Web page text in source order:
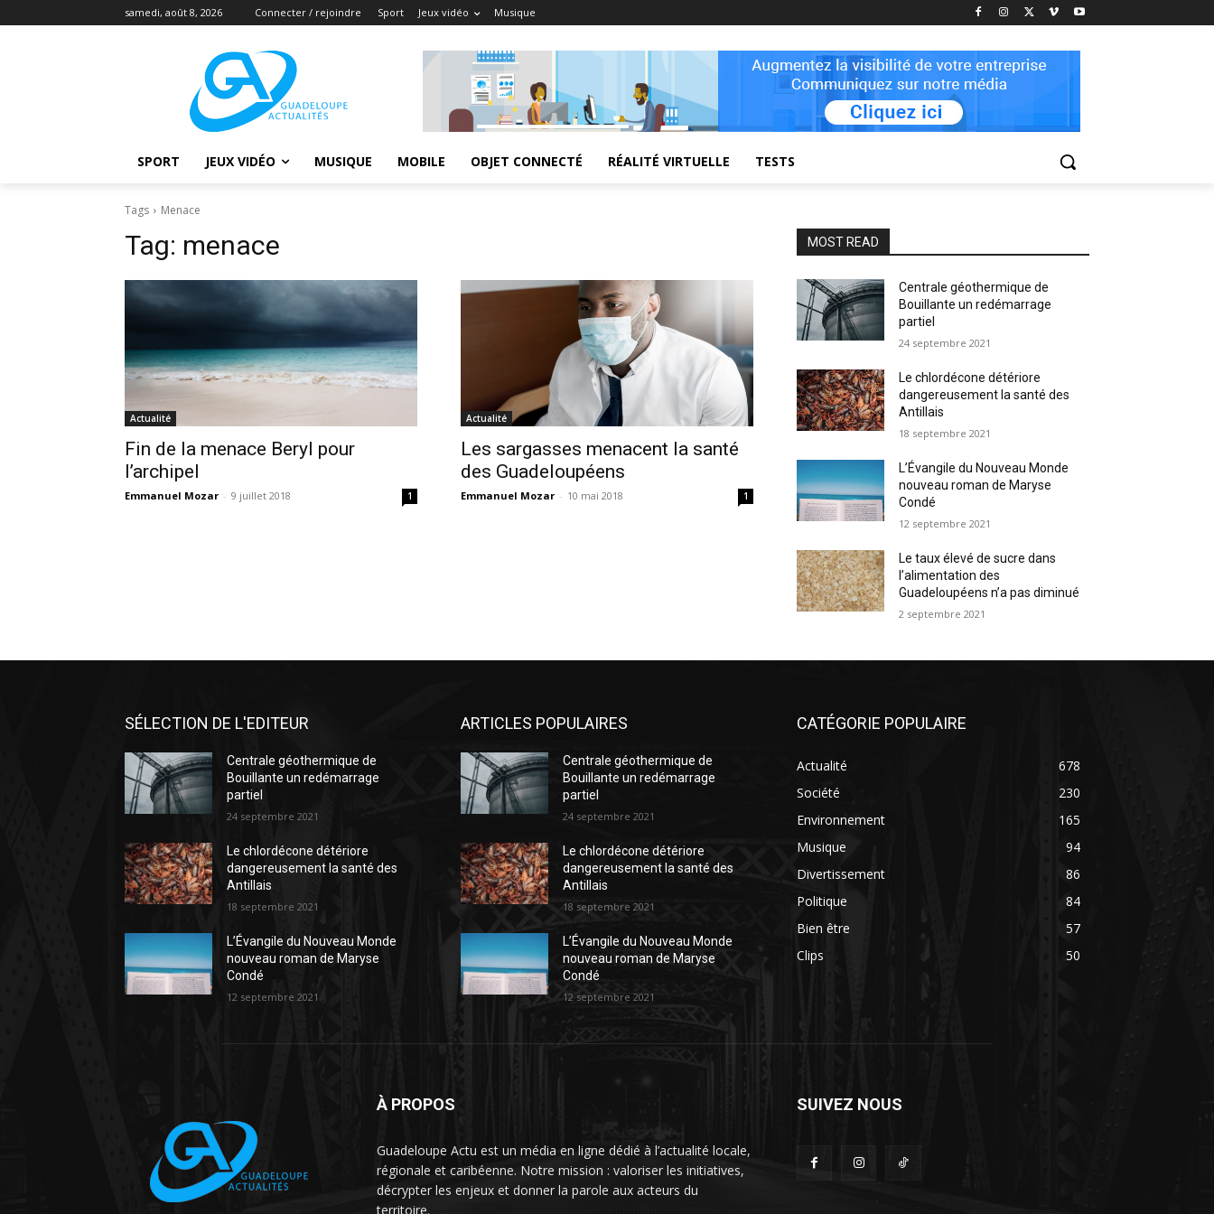
samedi, août 8, 2026 Connecter / rejoindre Sport Jeux vidéo Musique
SPORT JEUX VIDÉO MUSIQUE MOBILE OBJET CONNECTÉ RÉALITÉ VIRTUELLE TESTS
Tags Menace
Tag: menace
Actualité
Fin de la menace Beryl pour
l’archipel
Emmanuel Mozar - 9 juillet 2018 1
Actualité
Les sargasses menacent la santé
des Guadeloupéens
Emmanuel Mozar - 10 mai 2018 1
MOST READ
Centrale géothermique de
Bouillante un redémarrage
partiel
24 septembre 2021
Le chlordécone détériore
dangereusement la santé des
Antillais
18 septembre 2021
L’Évangile du Nouveau Monde
nouveau roman de Maryse
Condé
12 septembre 2021
Le taux élevé de sucre dans
l’alimentation des
Guadeloupéens n’a pas diminué
2 septembre 2021
SÉLECTION DE L'EDITEUR
Centrale géothermique de
Bouillante un redémarrage
partiel
24 septembre 2021
Le chlordécone détériore
dangereusement la santé des
Antillais
18 septembre 2021
L’Évangile du Nouveau Monde
nouveau roman de Maryse
Condé
12 septembre 2021
ARTICLES POPULAIRES
Centrale géothermique de
Bouillante un redémarrage
partiel
24 septembre 2021
Le chlordécone détériore
dangereusement la santé des
Antillais
18 septembre 2021
L’Évangile du Nouveau Monde
nouveau roman de Maryse
Condé
12 septembre 2021
CATÉGORIE POPULAIRE
Actualité
678
Société
230
Environnement
165
Musique
94
Divertissement
86
Politique
84
Bien être
57
Clips
50
À PROPOS
Guadeloupe Actu est un média en ligne dédié à l’actualité locale,
régionale et caribéenne. Notre mission : valoriser les initiatives,
décrypter les enjeux et donner la parole aux acteurs du
territoire.
SUIVEZ NOUS